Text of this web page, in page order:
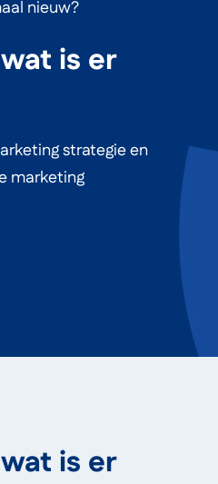
nieuw?
is er
strategie en
marketing
is er